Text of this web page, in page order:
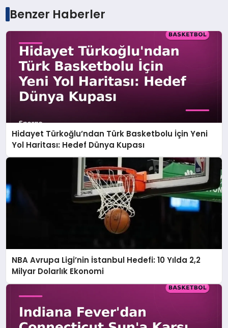
Benzer Haberler
Hidayet Türkoğlu’ndan Türk Basketbolu İçin Yeni
Yol Haritası: Hedef Dünya Kupası
NBA Avrupa Ligi’nin İstanbul Hedefi: 10 Yılda 2,2
Milyar Dolarlık Ekonomi